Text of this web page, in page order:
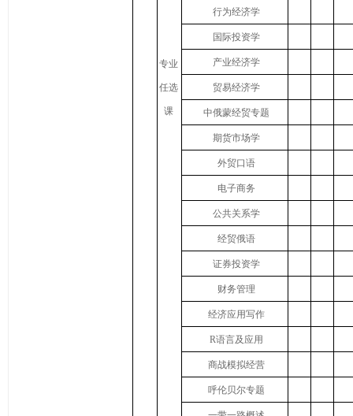
专业
任选
课
行为经济学
国际投资学
产业经济学
贸易经济学
中俄蒙经贸专题
期货市场学
外贸口语
电子商务
公共关系学
经贸俄语
证券投资学
财务管理
经济应用写作
R语言及应用
商战模拟经营
呼伦贝尔专题